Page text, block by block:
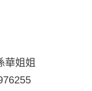
華姐姐